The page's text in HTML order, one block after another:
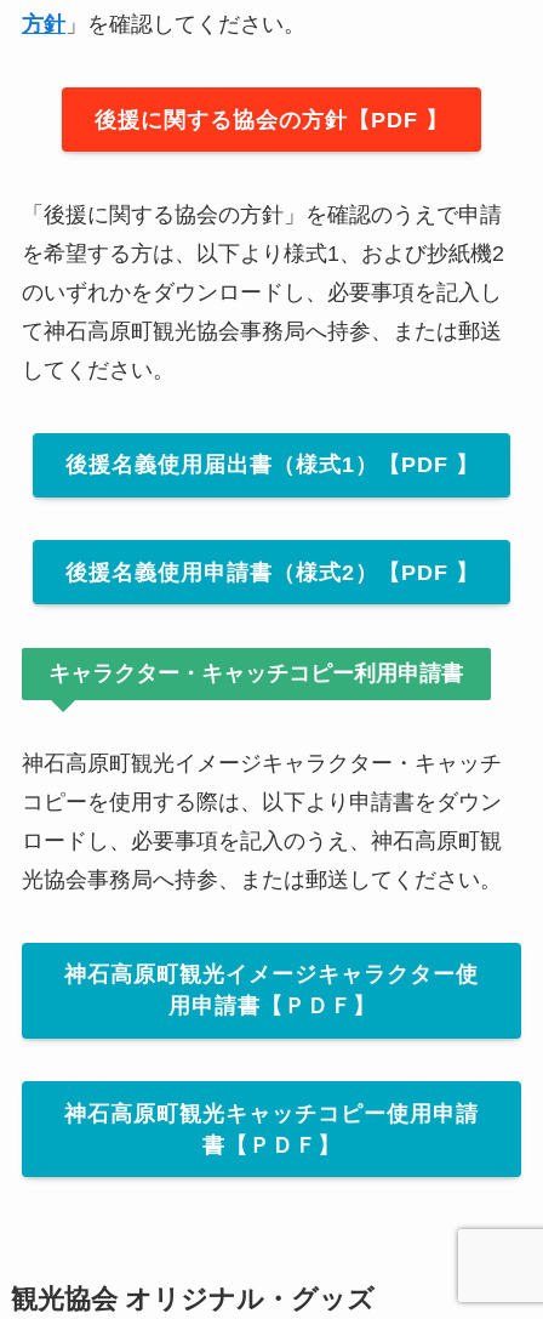
方針」を確認してください。
後援に関する協会の方針【PDF 】
「後援に関する協会の方針」を確認のうえで申請
を希望する方は、以下より様式1、および抄紙機2
のいずれかをダウンロードし、必要事項を記入し
て神石高原町観光協会事務局へ持参、または郵送
してください。
後援名義使用届出書（様式1）【PDF 】
後援名義使用申請書（様式2）【PDF 】
キャラクター・キャッチコピー利用申請書
神石高原町観光イメージキャラクター・キャッチ
コピーを使用する際は、以下より申請書をダウン
ロードし、必要事項を記入のうえ、神石高原町観
光協会事務局へ持参、または郵送してください。
神石高原町観光イメージキャラクター使
用申請書【ＰＤＦ】
神石高原町観光キャッチコピー使用申請
書【ＰＤＦ】
観光協会 オリジナル・グッズ